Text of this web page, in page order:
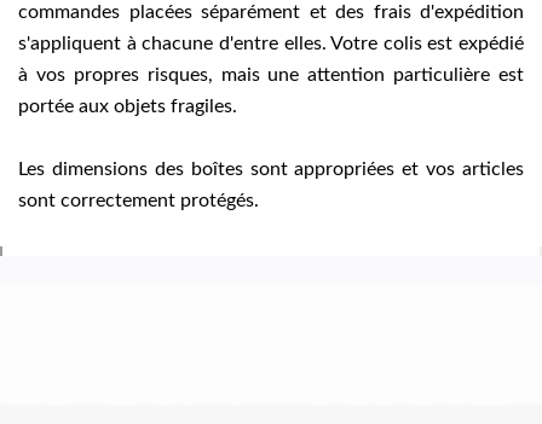
commandes placées séparément et des frais d'expédition
s'appliquent à chacune d'entre elles. Votre colis est expédié
à vos propres risques, mais une attention particulière est
portée aux objets fragiles.
Les dimensions des boîtes sont appropriées et vos articles
sont correctement protégés.